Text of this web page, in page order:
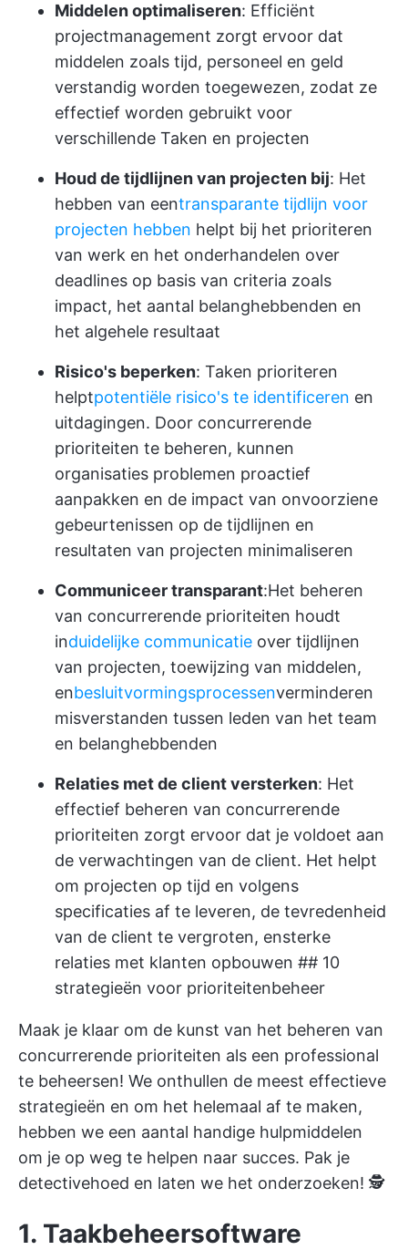
Middelen optimaliseren: Efficiënt
projectmanagement zorgt ervoor dat
middelen zoals tijd, personeel en geld
verstandig worden toegewezen, zodat ze
effectief worden gebruikt voor
verschillende Taken en projecten
Houd de tijdlijnen van projecten bij: Het
hebben van eentransparante tijdlijn voor
projecten hebben helpt bij het prioriteren
van werk en het onderhandelen over
deadlines op basis van criteria zoals
impact, het aantal belanghebbenden en
het algehele resultaat
Risico's beperken: Taken prioriteren
helptpotentiële risico's te identificeren en
uitdagingen. Door concurrerende
prioriteiten te beheren, kunnen
organisaties problemen proactief
aanpakken en de impact van onvoorziene
gebeurtenissen op de tijdlijnen en
resultaten van projecten minimaliseren
Communiceer transparant:Het beheren
van concurrerende prioriteiten houdt
induidelijke communicatie over tijdlijnen
van projecten, toewijzing van middelen,
enbesluitvormingsprocessenverminderen
misverstanden tussen leden van het team
en belanghebbenden
Relaties met de client versterken: Het
effectief beheren van concurrerende
prioriteiten zorgt ervoor dat je voldoet aan
de verwachtingen van de client. Het helpt
om projecten op tijd en volgens
specificaties af te leveren, de tevredenheid
van de client te vergroten, ensterke
relaties met klanten opbouwen ## 10
strategieën voor prioriteitenbeheer
Maak je klaar om de kunst van het beheren van
concurrerende prioriteiten als een professional
te beheersen! We onthullen de meest effectieve
strategieën en om het helemaal af te maken,
hebben we een aantal handige hulpmiddelen
om je op weg te helpen naar succes. Pak je
detectivehoed en laten we het onderzoeken! 🕵
1. Taakbeheersoftware